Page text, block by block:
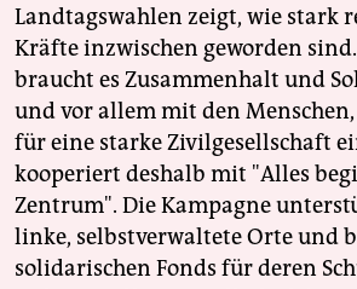
Landtagswahlen zeigt, wie stark
Kräfte inzwischen geworden
braucht es Zusammenhalt und
und vor allem mit den
für eine starke Zivilgesellschaft
kooperiert deshalb mit "Alles
Zentrum". Die Kampagne
linke, selbstverwaltete Orte und
solidarischen Fonds für deren